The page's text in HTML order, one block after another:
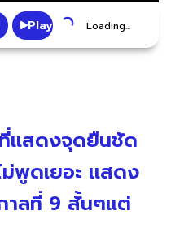
Play Loading...
เเสดงจุดยืนชัด
พูดเยอะ แสดง
าลที่ 9 สั้นๆแต่